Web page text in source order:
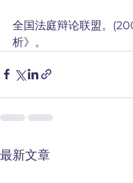
全国法庭辩论联盟。
析》。
最新文章